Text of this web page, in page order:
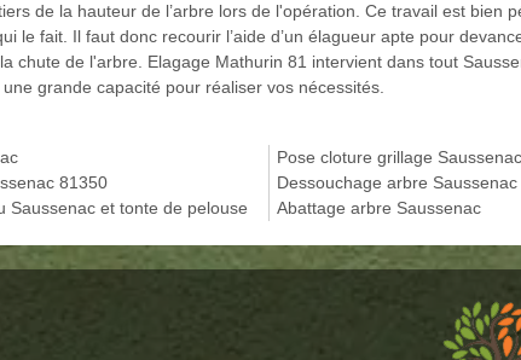
de la hauteur de l’arbre lors de l'opération. Ce travail est bien
le fait. Il faut donc recourir l’aide d’un élagueur apte pour
chute de l'arbre. Elagage Mathurin 81 intervient dans tout
grande capacité pour réaliser vos nécessités.
81350
Saussenac et tonte de pelouse
Pose cloture grillage Saussenac
Dessouchage arbre Saussenac
Abattage arbre Saussenac